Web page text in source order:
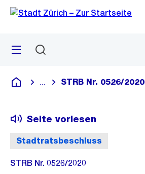
Navigation
Sprunglink
Menü
Deutsch
Blende alle Breadcrumbs ein
STRB Nr. 0526/2020
Stadtratsbeschluss
Seite vorlesen
STRB Nr. 0526/2020